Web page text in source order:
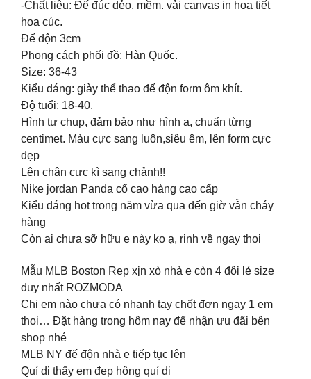
-Chất liệu: Đế đúc dẻo, mềm. vải canvas in hoạ tiết
hoa cúc.
Đế độn 3cm
Phong cách phối đồ: Hàn Quốc.
Size: 36-43
Kiểu dáng: giày thể thao đế độn form ôm khít.
Độ tuổi: 18-40.
Hình tự chụp, đảm bảo như hình ạ, chuẩn từng
centimet. Màu cực sang luôn,siêu êm, lên form cực
đẹp
Lên chân cực kì sang chảnh!!
Nike jordan Panda cổ cao hàng cao cấp
Kiểu dáng hot trong năm vừa qua đến giờ vẫn cháy
hàng
Còn ai chưa sỡ hữu e này ko ạ, rinh về ngay thoi
Mẫu MLB Boston Rep xịn xò nhà e còn 4 đôi lẻ size
duy nhất ROZMODA
Chị em nào chưa có nhanh tay chốt đơn ngay 1 em
thoi… Đặt hàng trong hôm nay để nhận ưu đãi bên
shop nhé
MLB NY đế độn nhà e tiếp tục lên
Quí dị thấy em đẹp hông quí dị